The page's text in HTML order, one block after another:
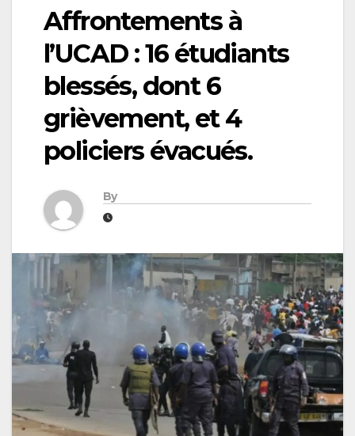
Affrontements à
l’UCAD : 16 étudiants
blessés, dont 6
grièvement, et 4
policiers évacués.
By